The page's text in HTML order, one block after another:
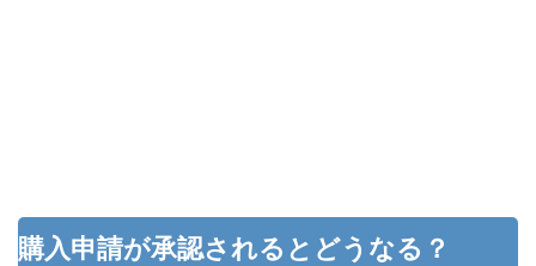
購入申請が承認されるとどうなる？